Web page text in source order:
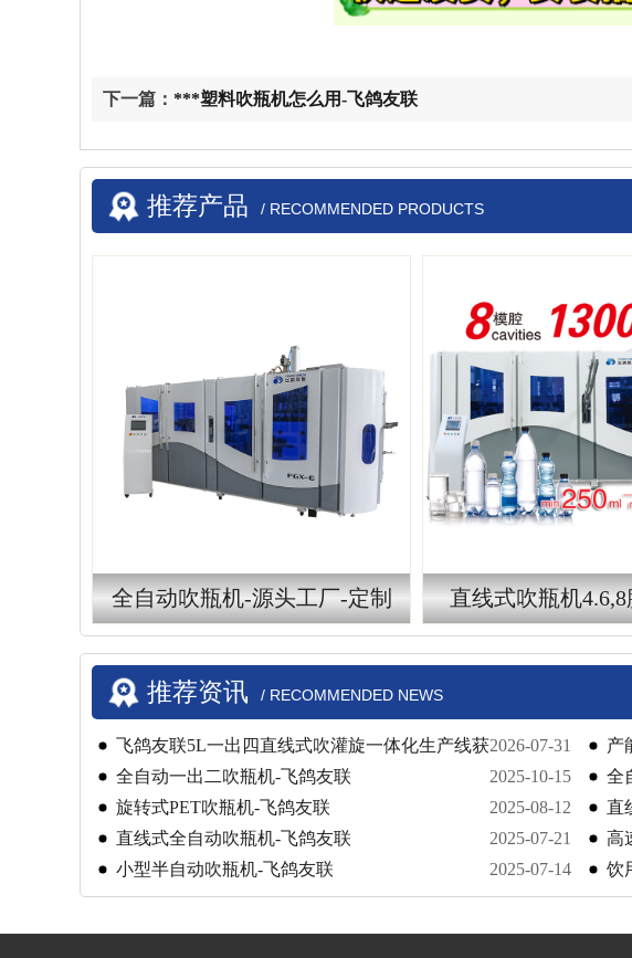
下一篇： ***塑料吹瓶机怎么用-飞鸽友联
推荐产品 / RECOMMENDED PRODUCTS
全自动吹瓶机-源头工厂-定制 直线式吹瓶机
推荐资讯 / RECOMMENDED NEWS
2026-07-31
飞鸽友联5L一出四直线式吹灌旋一体化生产线获
高度认可
产
布韦
2025-10-15
​​全自动一出二吹瓶机-飞鸽友联
全
2025-08-12
旋转式PET吹瓶机-飞鸽友联
直
2025-07-21
直线式全自动吹瓶机-飞鸽友联
高
2025-07-14
小型半自动吹瓶机-飞鸽友联 饮